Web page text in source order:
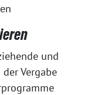
und
Vergabe